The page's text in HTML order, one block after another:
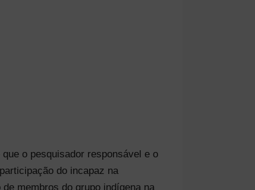
o pesquisador responsável e o
do incapaz na
membros do grupo indígena na